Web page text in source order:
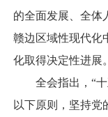
的全面发展、全体
赣边区域性现代化
化取得决定性进展。
全会指出，“十
以下原则，坚持党